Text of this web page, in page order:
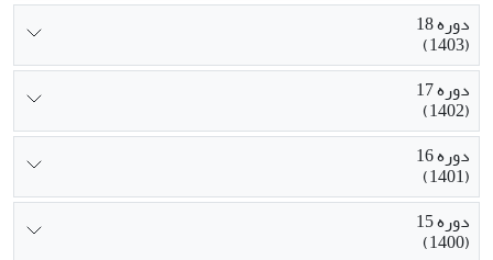
دوره 18
(1403)
دوره 17
(1402)
دوره 16
(1401)
دوره 15
(1400)